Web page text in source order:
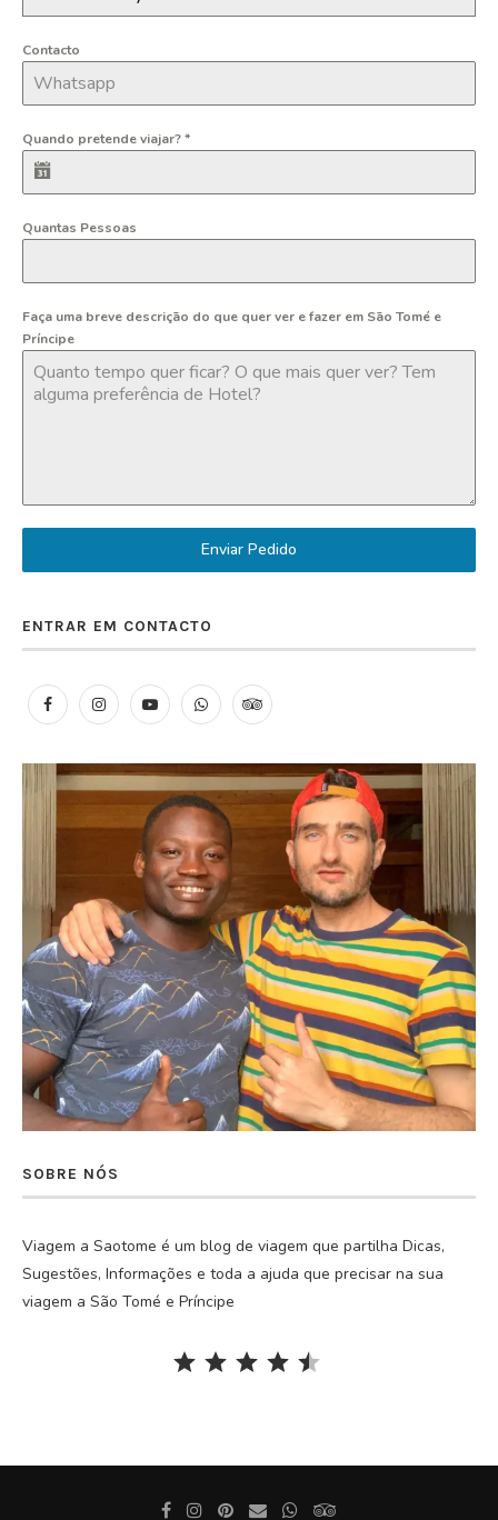
Contacto
Quando pretende viajar?*
Quantas Pessoas
Faça uma breve descrição do que quer ver e fazer em São Tomé e
Príncipe
Enviar Pedido
ENTRAR EM CONTACTO
SOBRE NÓS
Viagem a Saotome é um blog de viagem que partilha Dicas,
Sugestões, Informações e toda a ajuda que precisar na sua
viagem a São Tomé e Príncipe